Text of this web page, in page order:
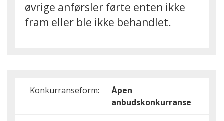
øvrige anførsler førte enten ikke
fram eller ble ikke behandlet.
Konkurranseform:
Åpen
anbudskonkurranse